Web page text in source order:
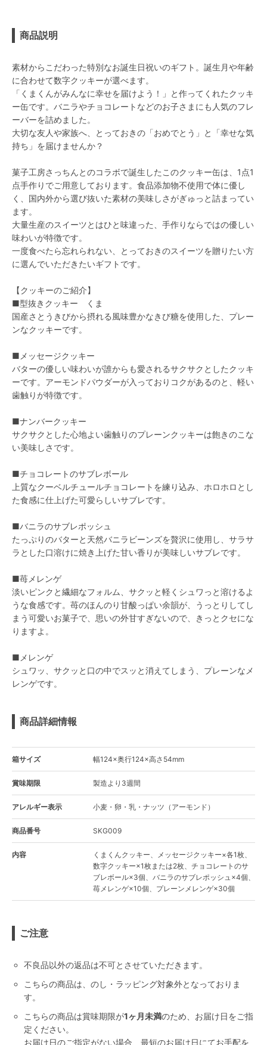
商品説明
素材からこだわった特別なお誕生日祝いのギフト。誕生月や年齢
に合わせて数字クッキーが選べます。
「くまくんがみんなに幸せを届けよう！」と作ってくれたクッキ
ー缶です。バニラやチョコレートなどのお子さまにも人気のフレ
ーバーを詰めました。
大切な友人や家族へ、とっておきの「おめでとう」と「幸せな気
持ち」を届けませんか？
菓子工房さっちんとのコラボで誕生したこのクッキー缶は、1点1
点手作りでご用意しております。食品添加物不使用で体に優し
く、国内外から選び抜いた素材の美味しさがぎゅっと詰まってい
ます。
大量生産のスイーツとはひと味違った、手作りならではの優しい
味わいが特徴です。
一度食べたら忘れられない、とっておきのスイーツを贈りたい方
に選んでいただきたいギフトです。
【クッキーのご紹介】
■型抜きクッキー くま
国産さとうきびから摂れる風味豊かなきび糖を使用した、プレー
ンなクッキーです。
■メッセージクッキー
バターの優しい味わいが誰からも愛されるサクサクとしたクッキ
ーです。アーモンドパウダーが入っておりコクがあるのと、軽い
歯触りが特徴です。
■ナンバークッキー
サクサクとした心地よい歯触りのプレーンクッキーは飽きのこな
い美味しさです。
■チョコレートのサブレボール
上質なクーベルチュールチョコレートを練り込み、ホロホロとし
た食感に仕上げた可愛らしいサブレです。
■バニラのサブレポッシュ
たっぷりのバターと天然バニラビーンズを贅沢に使用し、サラサ
ラとした口溶けに焼き上げた甘い香りが美味しいサブレです。
■苺メレンゲ
淡いピンクと繊細なフォルム、サクッと軽くシュワっと溶けるよ
うな食感です。苺のほんのり甘酸っぱい余韻が、うっとりしてし
まう可愛いお菓子で、思いの外甘すぎないので、きっとクセにな
りますよ。
■メレンゲ
シュワッ、サクッと口の中でスッと消えてしまう、プレーンなメ
レンゲです。
商品詳細情報
箱サイズ 幅124×奥行124×高さ54mm
賞味期限 製造より3週間
アレルギー表示 小麦・卵・乳・ナッツ（アーモンド）
商品番号 SKG009
内容
くまくんクッキー、メッセージクッキー×各1枚、
数字クッキー×1枚または2枚、チョコレートのサ
ブレボール×3個、バニラのサブレポッシュ×4個、
苺メレンゲ×10個、プレーンメレンゲ×30個
ご注意
不良品以外の返品は不可とさせていただきます。
こちらの商品は、のし・ラッピング対象外となっておりま
す。
こちらの商品は賞味期限が1ヶ月未満のため、お届け日をご指
定ください。
お届け日のご指定がない場合、最短のお届け日にてお手配を